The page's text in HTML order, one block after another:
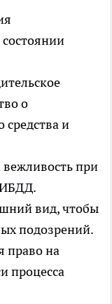
о
средства и
при
вид, чтобы
подозрений.
право на
процесса